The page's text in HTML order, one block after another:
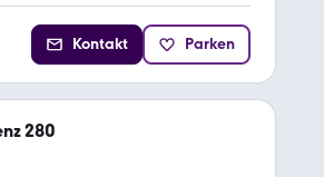
Kontakt Parken
280